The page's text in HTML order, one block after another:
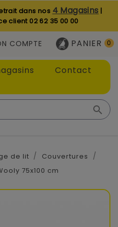
dans nos 4 Magasins |
client02 62 35 00 00
PANIER 0
COMPTE
Contact

de lit
Couvertures
75x100 cm